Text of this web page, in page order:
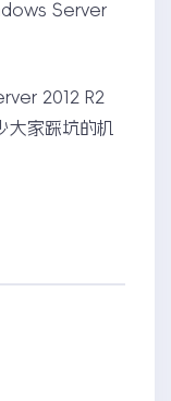
Server
2012 R2
大家踩坑的机